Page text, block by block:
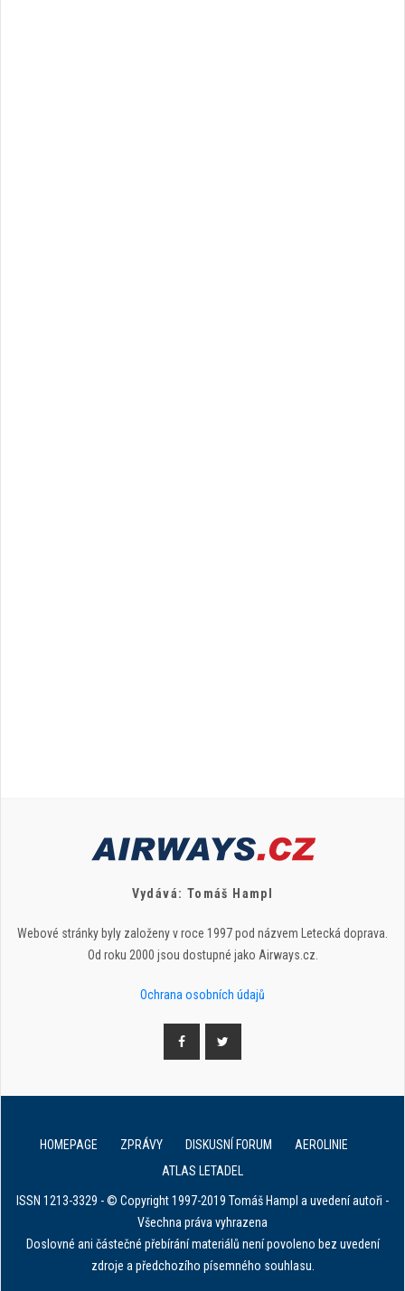
Vydává: Tomáš Hampl
Webové stránky byly založeny v roce 1997 pod názvem Letecká doprava.
Od roku 2000 jsou dostupné jako Airways.cz.
Ochrana osobních údajů
HOMEPAGE ZPRÁVY DISKUSNÍ FORUM
AEROLINIE
ATLAS LETADEL
ISSN 1213-3329 - © Copyright 1997-2019 Tomáš Hampl a uvedení autoři -
Všechna práva vyhrazena
Doslovné ani částečné přebírání materiálů není povoleno bez uvedení
zdroje a předchozího písemného souhlasu.